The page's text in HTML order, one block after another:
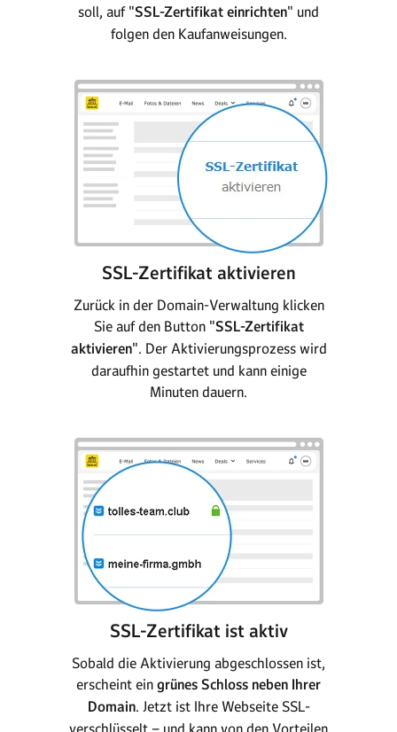
soll, auf "SSL-Zertifikat einrichten" und
folgen den Kaufanweisungen.
SSL-Zertifikat aktivieren
Zurück in der Domain-Verwaltung klicken
Sie auf den Button "SSL-Zertifikat
aktivieren". Der Aktivierungsprozess wird
daraufhin gestartet und kann einige
Minuten dauern.
SSL-Zertifikat ist aktiv
Sobald die Aktivierung abgeschlossen ist,
erscheint ein grünes Schloss neben Ihrer
Domain. Jetzt ist Ihre Webseite SSL-
verschlüsselt – und kann von den Vorteilen